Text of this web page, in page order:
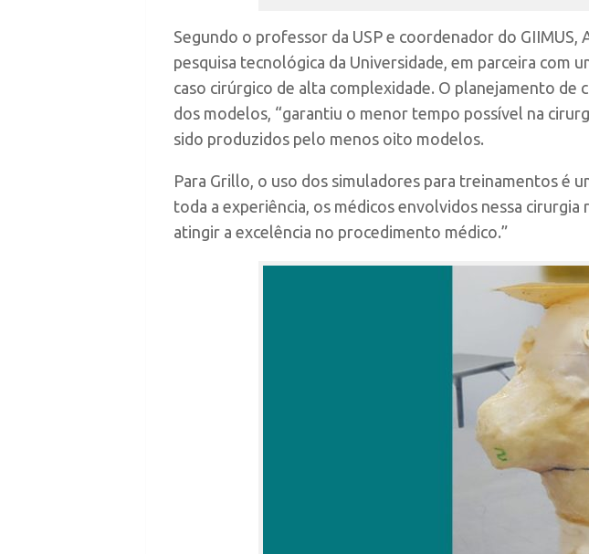
Segundo o professor da USP e coordenador do
pesquisa tecnológica da Universidade, em parceira com
caso cirúrgico de alta complexidade. O planejamento de
dos modelos, “garantiu o menor tempo possível na
sido produzidos pelo menos oito modelos.
Para Grillo, o uso dos simuladores para treinamentos é
toda a experiência, os médicos envolvidos nessa
atingir a excelência no procedimento médico.”